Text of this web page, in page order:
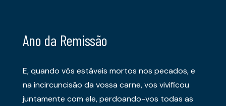
Ano da Remissão
E, quando vós estáveis mortos nos pecados, e
na incircuncisão da vossa carne, vos vivificou
juntamente com ele, perdoando-vos todas as